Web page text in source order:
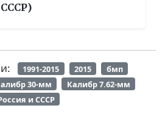
1991-2015 2015
бмп
30-мм
Калибр 7.62-мм
и СССР